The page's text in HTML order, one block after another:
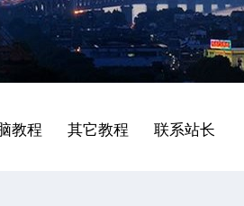
教程 其它教程 联系站长